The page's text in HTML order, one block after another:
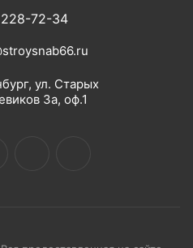
72-34
ул. Старых
3а, оф.1